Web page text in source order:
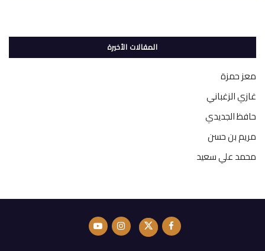
المقالات الأخيرة
معز حمزة
غازي الزغباني
حافظ الجديدي
مريم بن حسن
محمد علي سعيد